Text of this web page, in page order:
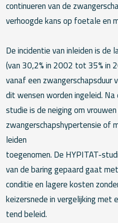
continueren van de
verhoogde kans op foetale en
De incidentie van inleiden is
(van 30,2% in 2002 tot 35% in
vanaf een zwangerschapsduur
dit wensen worden ingeleid.
studie is de neiging om
zwangerschapshypertensie of
leiden
toegenomen. De HYPITAT-
van de baring gepaard gaat
conditie en lagere kosten
keizersnede in vergelijking met
tend beleid.